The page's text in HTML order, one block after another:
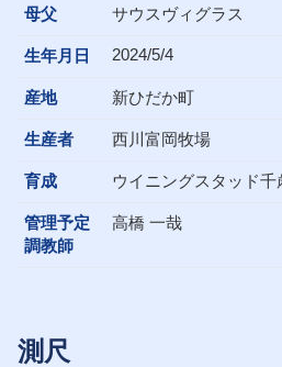
母父 サウスヴィグラス
生年月日 2024/5/4
産地 新ひだか町
生産者 西川富岡牧場
育成 ウイニングスタッド千
管理予定
調教師
高橋 一哉
測尺